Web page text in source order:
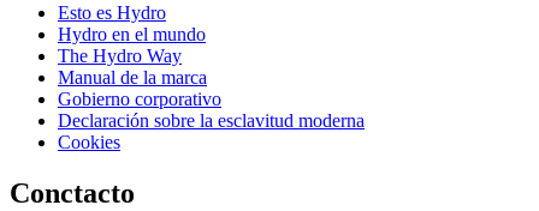
Esto es Hydro
Hydro en el mundo
The Hydro Way
Manual de la marca
Gobierno corporativo
Declaración sobre la esclavitud moderna
Cookies
Conctacto